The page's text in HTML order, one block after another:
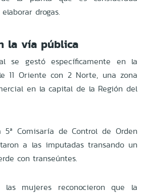
drogas.
la vía pública
se gestó específicamente en la
11 Oriente con 2 Norte, una zona
en la capital de la Región del
Comisaría de Control de Orden
a las imputadas transando un
con transeúntes.
las mujeres reconocieron que la